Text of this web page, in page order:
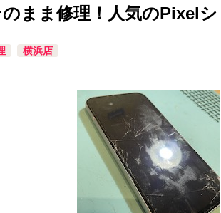
まま修理！人気のPixel
横浜店